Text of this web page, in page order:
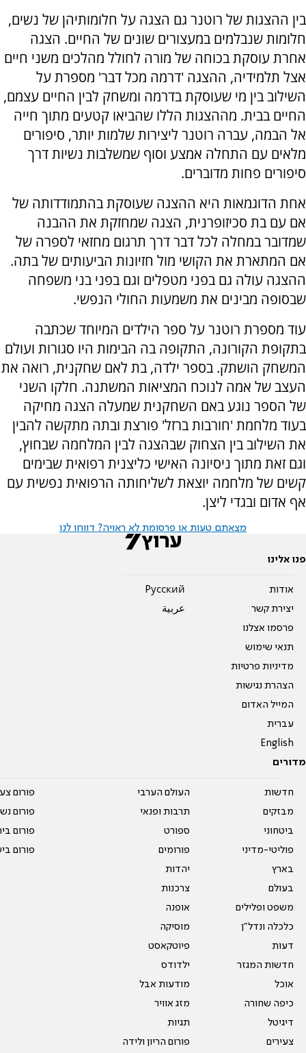
בין ההצגות של רוטנר גם הצגה על חלומותיהן של נשים,
חלומות שנבלמים במעצורים שונים של החיים. הצגה
אחרת עוסקת בכוחה של מורה לחולל מהלכים משני חיים
אצל תלמידיה, ההצגה 'דרמה מכל דבר' מספרת על
השילוב בין מי שעוסקת בדרמה ומשחק לבין החיים עצמם,
החיים בבית. מההצגות הללו שהביאו קטעים מתוך חייה
אל הבמה, עברה רוטנר ליצירות שלמות יותר, סיפורים
מלאים עם התחלה אמצע וסוף שמשלבות נשיות דרך
סיפורים פחות מדוברים.
אחת הדוגמאות היא ההצגה שעוסקת בהתמודדותה של
אם עם בת סכיזופרנית, הצגה שמחזקת את ההבנה
שמדובר במחלה לכל דבר דרך תרגום מחזאי לספרה של
אם המתארת את הקושי מול חזיונות הביעותים של בתה.
ההצגה עולה גם בפני מטפלים וגם בפני בני משפחה
שבסופה מבינים את משמעות החולי הנפשי.
עוד מספרת רוטנר על ספר הילדים המיוחד שכתבה
בתקופת הקורונה, התקופה בה הבימות היו סגורות ועולם
המשחק הושתק. בספר ילדה, בת לאם שחקנית, רואה את
העצב של אמה לנוכח המציאות המשתנה. חלקו השני
של הספר נוגע באם השחקנית שמעלה הצגה מחיקה
בעוד מלחמת 'חורבות ברזל' פורצת ובתה מתקשה להבין
את השילוב בין הצחוק שבהצגה לבין המלחמה שבחוץ,
וגם זאת מתוך ניסיונה האישי כליצנית רפואית שבימים
קשים של מלחמה יוצאת לשליחותה הרפואית נפשית עם
אף אדום ובגדי ליצן.
מצאתם טעות או פרסומת לא ראויה? דווחו לנו
פנו אלינו
אודות
יצירת קשר
פרסמו אצלנו
תנאי שימוש
מדיניות פרטיות
הצהרת נגישות
המייל האדום
עברית
English
Pусский
عربية
מדורים
חדשות
מבזקים
ביטחוני
פוליטי-מדיני
בארץ
בעולם
משפט ופלילים
כלכלה ונדל"ן
דעות
חדשות המגזר
אוכל
כיפה שחורה
דיגיטל
צעירים
העולם הערבי
תרבות ופנאי
ספורט
פורומים
יהדות
צרכנות
אופנה
מוסיקה
פיוטקאסט
ילדודס
מודעות אבל
מזג אוויר
תגיות
פורום הריון ולידה
פורום
פורום
פורום
פורום